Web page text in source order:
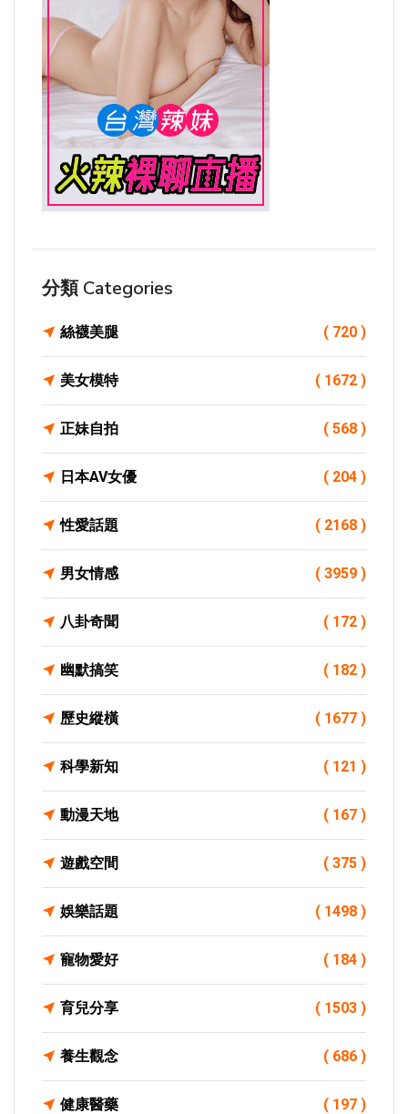
分類 Categories
絲襪美腿 ( 720 )
美女模特 ( 1672 )
正妹自拍 ( 568 )
日本AV女優 ( 204 )
性愛話題 ( 2168 )
男女情感 ( 3959 )
八卦奇聞 ( 172 )
幽默搞笑 ( 182 )
歷史縱橫 ( 1677 )
科學新知 ( 121 )
動漫天地 ( 167 )
遊戲空間 ( 375 )
娛樂話題 ( 1498 )
寵物愛好 ( 184 )
育兒分享 ( 1503 )
養生觀念 ( 686 )
健康醫藥 ( 197 )